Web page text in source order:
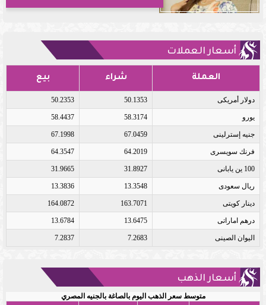
أسعار العملات
العملة شراء بيع
دولار أمريكى 50.1353
50.2353
يورو 58.3174
58.4437
جنيه إسترلينى 67.0459
67.1998
فرنك سويسرى 64.2019
64.3547
100 ين يابانى 31.8927
31.9665
ريال سعودى 13.3548
13.3836
دينار كويتى 163.7071
164.0872
درهم اماراتى 13.6475
13.6784
اليوان الصينى 7.2683
7.2837
أسعار الذهب
متوسط سعر الذهب اليوم بالصاغة بالجنيه المصري